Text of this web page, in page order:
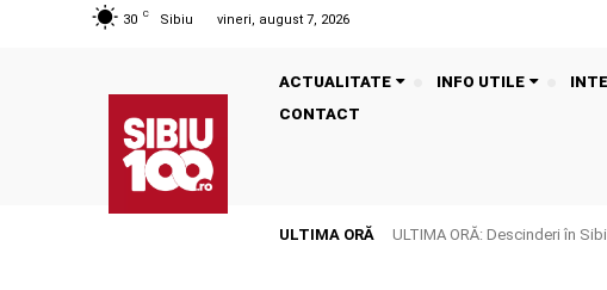
30 C Sibiu vineri, august 7, 2026
ACTUALITATE INFO UTILE
CONTACT
ULTIMA ORĂ ULTIMA ORĂ: Descinderi în